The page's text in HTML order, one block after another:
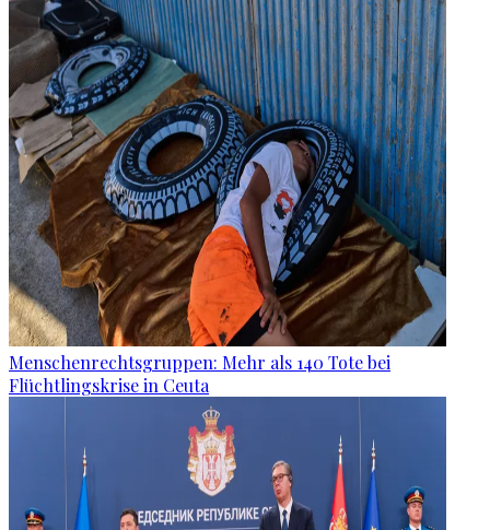
Menschenrechtsgruppen: Mehr als 140 Tote bei
Flüchtlingskrise in Ceuta